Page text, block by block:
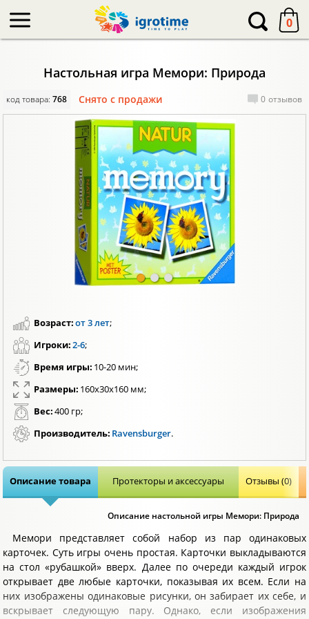
0
Настольная игра Мемори: Природа
код товара:768 Снято с продажи 0 отзывов
Возраст:от 3 лет;
Игроки:2-6;
Время игры: 10-20 мин;
Размеры: 160х30х160 мм;
Вес:400 гр;
Производитель: Ravensburger.
Описание товара Протекторы и аксессуары Отзывы (0)
Описание настольной игры Мемори: Природа
Мемори представляет собой набор из пар одинаковых
карточек. Суть игры очень простая. Карточки выкладываются
на стол «рубашкой» вверх. Далее по очереди каждый игрок
открывает две любые карточки, показывая их всем. Если на
них изображены одинаковые рисунки, он забирает их себе, и
вскрывает следующую пару. Однако, если изображения